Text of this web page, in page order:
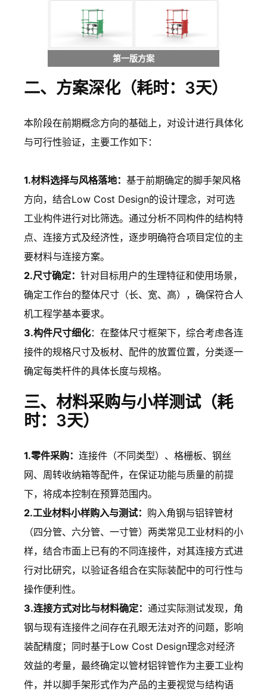
第一版方案
二、方案深化（耗时：3天）
本阶段在前期概念方向的基础上，对设计进行具体化
与可行性验证，主要工作如下：
1.材料选择与风格落地： 基于前期确定的脚手架风格
方向，结合Low Cost Design的设计理念，对可选
工业构件进行对比筛选。通过分析不同构件的结构特
点、连接方式及经济性，逐步明确符合项目定位的主
要材料与连接方案。
2.尺寸确定： 针对目标用户的生理特征和使用场景，
确定工作台的整体尺寸（长、宽、高），确保符合人
机工程学基本要求。
3.构件尺寸细化：在整体尺寸框架下，综合考虑各连
接件的规格尺寸及板材、配件的放置位置，分类逐一
确定每类杆件的具体长度与规格。
三、材料采购与小样测试（耗
时：3天）
1.零件采购： 连接件（不同类型）、格栅板、钢丝
网、周转收纳箱等配件，在保证功能与质量的前提
下，将成本控制在预算范围内。
2.工业材料小样购入与测试： 购入角钢与铝锌管材
（四分管、六分管、一寸管）两类常见工业材料的小
样，结合市面上已有的不同连接件，对其连接方式进
行对比研究，以验证各组合在实际装配中的可行性与
操作便利性。
3.连接方式对比与材料确定： 通过实际测试发现，角
钢与现有连接件之间存在孔眼无法对齐的问题，影响
装配精度；同时基于Low Cost Design理念对经济
效益的考量，最终确定以管材铝锌管作为主要工业构
件，并以脚手架形式作为产品的主要视觉与结构语